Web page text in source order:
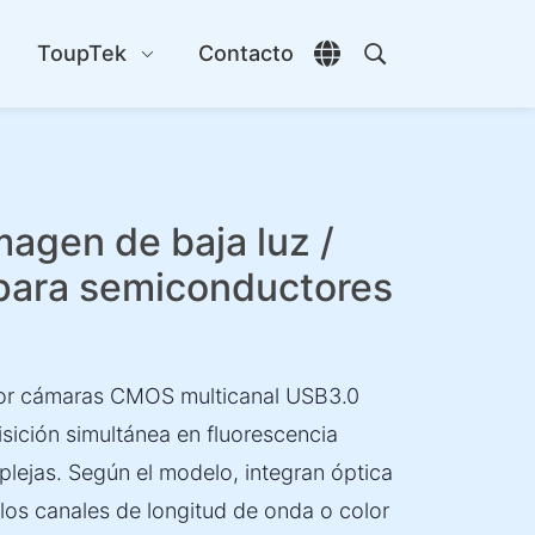
ToupTek Contacto
Abrir selector de
Abrir búsqueda
de baja luz /
semiconductores
cámaras CMOS multicanal USB3.0
simultánea en fluorescencia
Según el modelo, integran óptica
canales de longitud de onda o color